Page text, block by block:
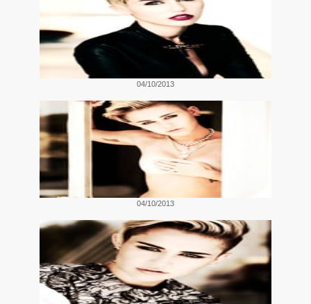
04/10/2013
04/10/2013